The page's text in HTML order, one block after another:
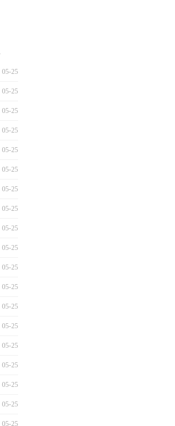
05-25
05-25
05-25
05-25
05-25
05-25
05-25
05-25
05-25
05-25
05-25
05-25
05-25
05-25
05-25
05-25
05-25
05-25
05-25